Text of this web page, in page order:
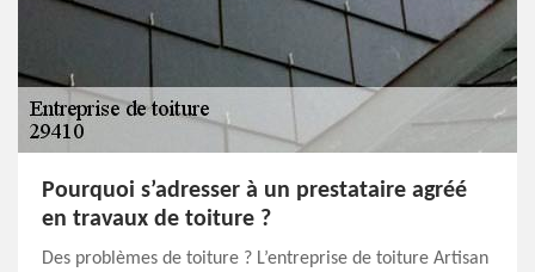
Pourquoi s’adresser à un prestataire agréé
en travaux de toiture ?
Des problèmes de toiture ? L’entreprise de toiture Artisan